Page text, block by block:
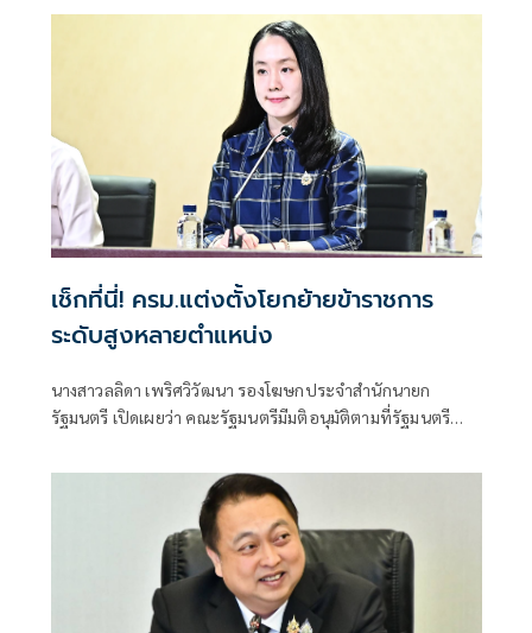
นครราชสีมา
เช็กที่นี่! ครม.แต่งตั้งโยกย้ายข้าราชการ
ระดับสูงหลายตำแหน่ง
นางสาวลลิดา เพริศวิวัฒนา รองโฆษกประจำสำนักนายก
รัฐมนตรี เปิดเผยว่า คณะรัฐมนตรีมีมติอนุมัติตามที่รัฐมนตรี
พลเรือนสามัญ สังกัดกระทรวงการต่างประเทศ ให้ดำรง
ตำแหน่งประเภทบริหารระดับสูง จำนวน 3 ราย เพื่อทดแทน
ตำแหน่งที่จะว่าง ตำแหน่งที่จะเกษียณอายุราชการ และสับ
เปลี่ยนหมุนเวียน ดังนี้